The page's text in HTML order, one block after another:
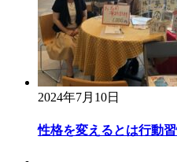
2024年7月10日
性格を変えるとは行動